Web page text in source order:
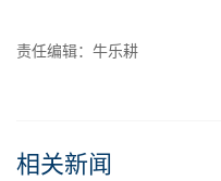
责任编辑：牛乐耕
相关新闻